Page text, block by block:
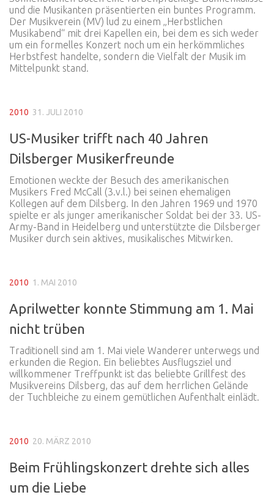
und die Musikanten präsentierten ein buntes Programm.
Der Musikverein (MV) lud zu einem „Herbstlichen
Musikabend“ mit drei Kapellen ein, bei dem es sich weder
um ein formelles Konzert noch um ein herkömmliches
Herbstfest handelte, sondern die Vielfalt der Musik im
Mittelpunkt stand.
2010 31. JULI 2010
US-Musiker trifft nach 40 Jahren
Dilsberger Musikerfreunde
Emotionen weckte der Besuch des amerikanischen
Musikers Fred McCall (3.v.l.) bei seinen ehemaligen
Kollegen auf dem Dilsberg. In den Jahren 1969 und 1970
spielte er als junger amerikanischer Soldat bei der 33. US-
Army-Band in Heidelberg und unterstützte die Dilsberger
Musiker durch sein aktives, musikalisches Mitwirken.
2010 1. MAI 2010
Aprilwetter konnte Stimmung am 1. Mai
nicht trüben
Traditionell sind am 1. Mai viele Wanderer unterwegs und
erkunden die Region. Ein beliebtes Ausflugsziel und
willkommener Treffpunkt ist das beliebte Grillfest des
Musikvereins Dilsberg, das auf dem herrlichen Gelände
der Tuchbleiche zu einem gemütlichen Aufenthalt einlädt.
2010 20. MÄRZ 2010
Beim Frühlingskonzert drehte sich alles
um die Liebe